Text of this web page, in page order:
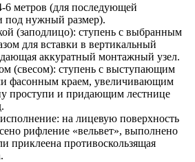
6 метров (для последующей
под нужный размер).
(заподлицо): ступень с выбранным
для вставки в вертикальный
аккуратный монтажный узел.
(свесом): ступень с выступающим
фасонным краем, увеличивающим
проступи и придающим лестнице
на лицевую поверхность
рифление «вельвет», выполнено
приклеена противоскользящая